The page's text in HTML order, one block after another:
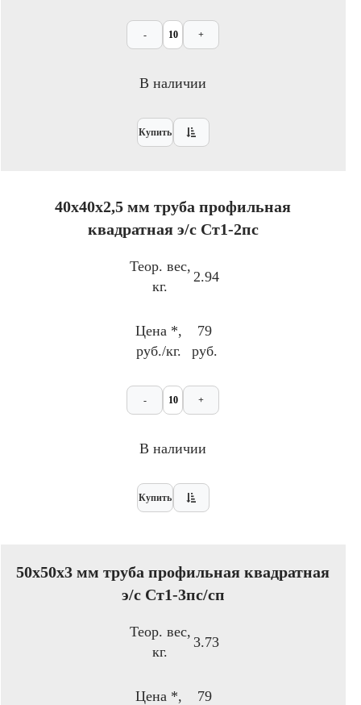
- +
В наличии
Купить
40x40х2,5 мм труба профильная
квадратная э/с Ст1-2пс
Теор. вес,
кг.
2.94
Цена *,
руб./кг.
79
руб.
- +
В наличии
Купить
50x50х3 мм труба профильная квадратная
э/с Ст1-3пс/сп
Теор. вес,
кг.
3.73
Цена *,
79